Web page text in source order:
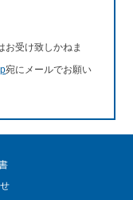
お受け致しかねま
宛にメールでお願い